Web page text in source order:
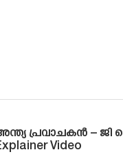
പ്രവാചകന്‍ – ജി
Video